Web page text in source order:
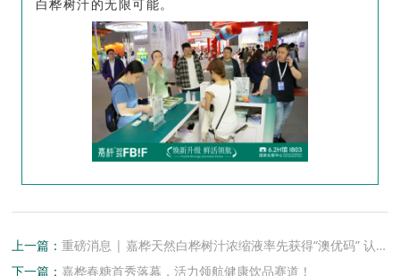
白桦树汁的无限可能。
上一篇：重磅消息 | 嘉桦天然白桦树汁浓缩液率先获得“澳优码” 认证
下一篇：嘉桦春糖首秀落幕，活力领航健康饮品赛道！